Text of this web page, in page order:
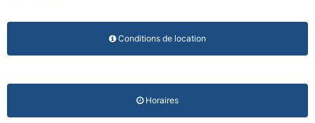
Conditions de location
Horaires